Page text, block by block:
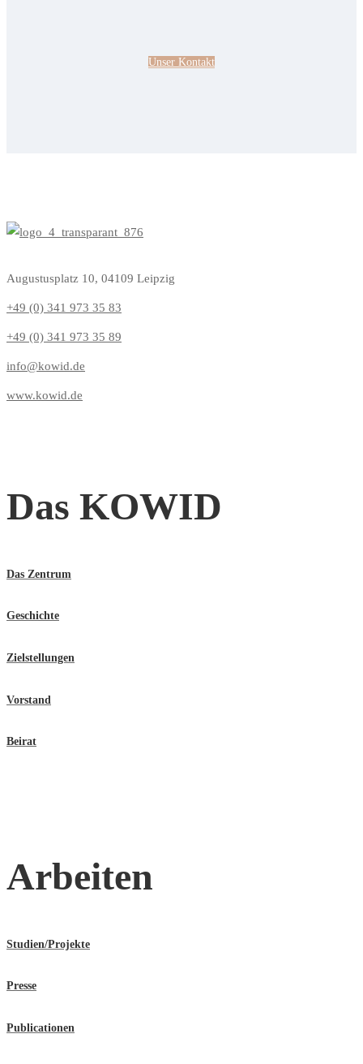
Unser Kontakt
Augustusplatz 10, 04109 Leipzig
+49 (0) 341 973 35 83
+49 (0) 341 973 35 89
info@kowid.de
www.kowid.de
Das KOWID
Das Zentrum
Geschichte
Zielstellungen
Vorstand
Beirat
Arbeiten
Studien/Projekte
Presse
Publicationen